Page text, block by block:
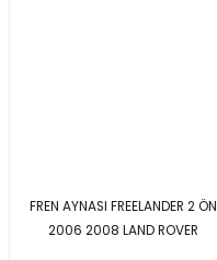
FREN AYNASI FREELANDER 2 ÖN
2006 2008 LAND ROVER